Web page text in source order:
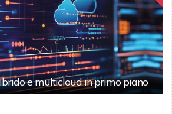
e multicloud in primo piano